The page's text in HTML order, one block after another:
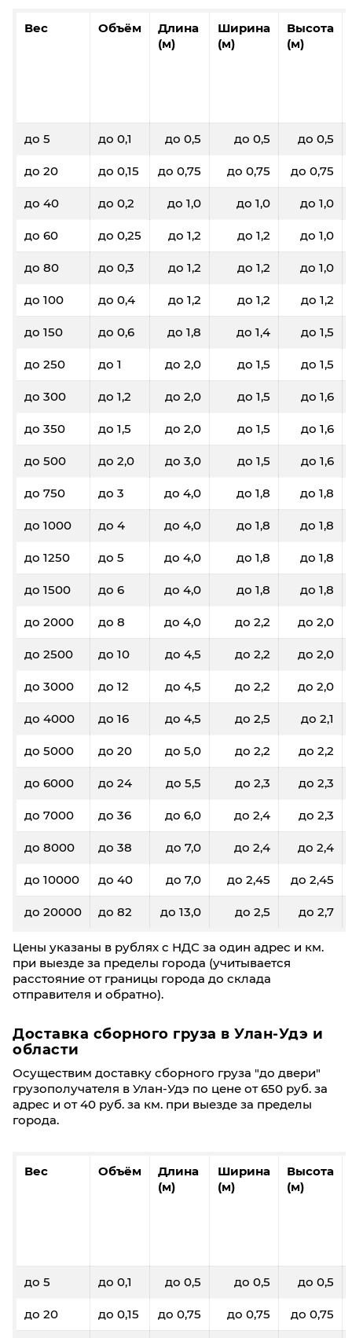
Вес Объём
Длина
(м)
Ширина
(м)
Высота
(м)
до 5 до 0,1 до 0,5 до 0,5 до 0,5
до 20 до 0,15 до 0,75 до 0,75 до 0,75
до 40 до 0,2 до 1,0 до 1,0 до 1,0
до 60 до 0,25 до 1,2 до 1,2 до 1,0
до 80 до 0,3 до 1,2 до 1,2 до 1,0
до 100 до 0,4 до 1,2 до 1,2 до 1,2
до 150 до 0,6 до 1,8 до 1,4 до 1,5
до 250 до 1 до 2,0 до 1,5 до 1,5
до 300 до 1,2 до 2,0 до 1,5 до 1,6
до 350 до 1,5 до 2,0 до 1,5 до 1,6
до 500 до 2,0 до 3,0 до 1,5 до 1,6
до 750 до 3 до 4,0 до 1,8 до 1,8
до 1000 до 4 до 4,0 до 1,8 до 1,8
до 1250 до 5 до 4,0 до 1,8 до 1,8
до 1500 до 6 до 4,0 до 1,8 до 1,8
до 2000 до 8 до 4,0 до 2,2 до 2,0
до 2500 до 10 до 4,5 до 2,2 до 2,0
до 3000 до 12 до 4,5 до 2,2 до 2,0
до 4000 до 16 до 4,5 до 2,5 до 2,1
до 5000 до 20 до 5,0 до 2,2 до 2,2
до 6000 до 24 до 5,5 до 2,3 до 2,3
до 7000 до 36 до 6,0 до 2,4 до 2,3
до 8000 до 38 до 7,0 до 2,4 до 2,4
до 10000 до 40 до 7,0 до 2,45 до 2,45
до 20000 до 82 до 13,0 до 2,5 до 2,7
Цены указаны в рублях с НДС за один адрес и км.
при выезде за пределы города (учитывается
расстояние от границы города до склада
отправителя и обратно).
Доставка сборного груза в Улан-Удэ и
области
Осуществим доставку сборного груза "до двери"
грузополучателя в Улан-Удэ по цене от 650 руб. за
адрес и от 40 руб. за км. при выезде за пределы
города.
Вес Объём
Длина
(м)
Ширина
(м)
Высота
(м)
до 5 до 0,1 до 0,5 до 0,5 до 0,5
до 20 до 0,15 до 0,75 до 0,75 до 0,75